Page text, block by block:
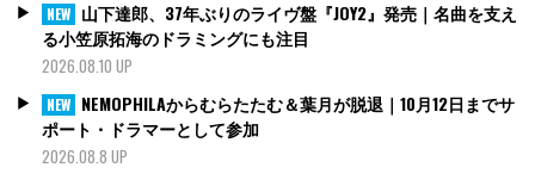
NEW 山下達郎、37年ぶりのライヴ盤『JOY2』発売｜名曲を支え
る小笠原拓海のドラミングにも注目
2026.08.10 UP
NEW NEMOPHILAからむらたたむ＆葉月が脱退｜10月12日までサ
ポート・ドラマーとして参加
2026.08.8 UP